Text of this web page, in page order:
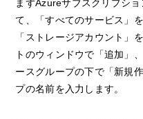
まずAzureサブスクリプシ
て、「すべてのサービス」
「ストレージアカウント」
トのウィンドウで「追加」
ースグループの下で「新規
プの名前を入力します。